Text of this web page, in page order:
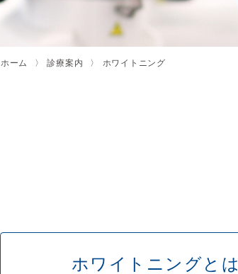
ホーム 診療案内 ホワイトニング
ホワイトニングとは